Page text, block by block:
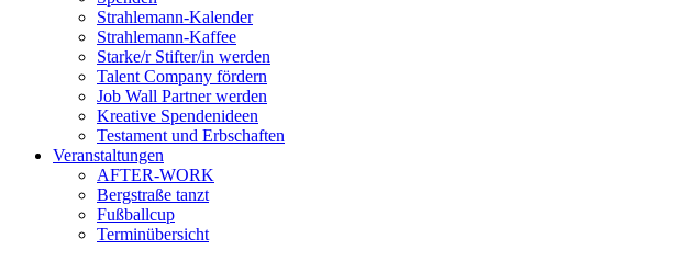
Strahlemann-Kalender
Strahlemann-Kaffee
Starke/r Stifter/in werden
Talent Company fördern
Job Wall Partner werden
Kreative Spendenideen
Testament und Erbschaften
Veranstaltungen
AFTER-WORK
Bergstraße tanzt
Fußballcup
Terminübersicht